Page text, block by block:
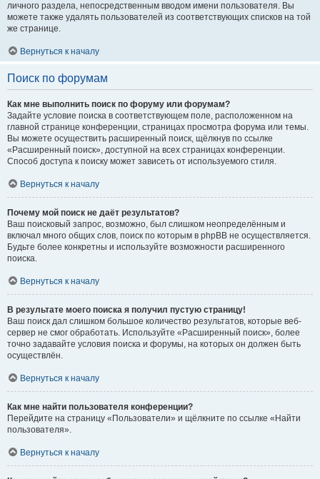
личного раздела, непосредственным вводом имени пользователя. Вы
можете также удалять пользователей из соответствующих списков на той
же странице.
Вернуться к началу
Поиск по форумам
Как мне выполнить поиск по форуму или форумам?
Задайте условие поиска в соответствующем поле, расположенном на
главной странице конференции, страницах просмотра форума или темы.
Вы можете осуществить расширенный поиск, щёлкнув по ссылке
«Расширенный поиск», доступной на всех страницах конференции.
Способ доступа к поиску может зависеть от используемого стиля.
Вернуться к началу
Почему мой поиск не даёт результатов?
Ваш поисковый запрос, возможно, был слишком неопределённым и
включал много общих слов, поиск по которым в phpBB не осуществляется.
Будьте более конкретны и используйте возможности расширенного
поиска.
Вернуться к началу
В результате моего поиска я получил пустую страницу!
Ваш поиск дал слишком большое количество результатов, которые веб-
сервер не смог обработать. Используйте «Расширенный поиск», более
точно задавайте условия поиска и форумы, на которых он должен быть
осуществлён.
Вернуться к началу
Как мне найти пользователя конференции?
Перейдите на страницу «Пользователи» и щёлкните по ссылке «Найти
пользователя».
Вернуться к началу